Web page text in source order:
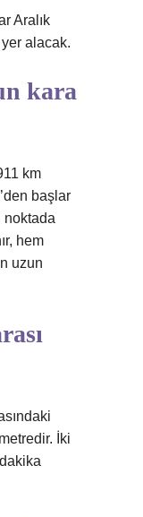
Aralık
alacak.
kara
km
başlar
noktada
hem
uzun
İki